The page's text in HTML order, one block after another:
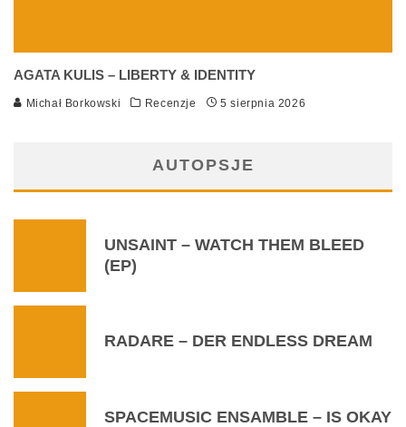
AGATA KULIS – LIBERTY & IDENTITY
Michał Borkowski Recenzje 5 sierpnia 2026
AUTOPSJE
UNSAINT – WATCH THEM BLEED
(EP)
RADARE – DER ENDLESS DREAM
SPACEMUSIC ENSAMBLE – IS OKAY